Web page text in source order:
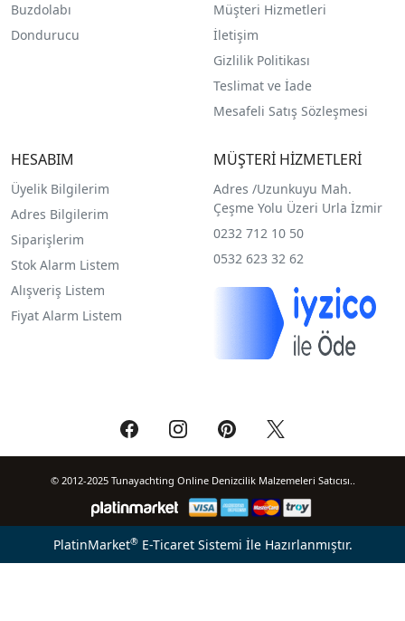
Buzdolabı
Dondurucu
Müşteri Hizmetleri
İletişim
Gizlilik Politikası
Teslimat ve İade
Mesafeli Satış Sözleşmesi
HESABIM
Üyelik Bilgilerim
Adres Bilgilerim
Siparişlerim
Stok Alarm Listem
Alışveriş Listem
Fiyat Alarm Listem
MÜŞTERİ HİZMETLERİ
Adres /Uzunkuyu Mah.
Çeşme Yolu Üzeri Urla İzmir
0232 712 10 50
0532 623 32 62
© 2012-2025 Tunayachting Online Denizcilik Malzemeleri Satıcısı..
PlatinMarket®E-Ticaret Sistemi İle Hazırlanmıştır.